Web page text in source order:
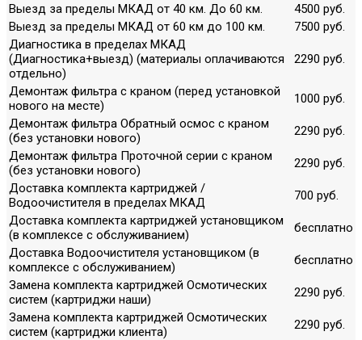
Выезд за пределы МКАД от 40 км. До 60 км.
4500 руб.
Выезд за пределы МКАД от 60 км до 100 км.
7500 руб.
Диагностика в пределах МКАД
(Диагностика+выезд) (материалы оплачиваются
отдельно)
2290 руб.
Демонтаж фильтра с краном (перед установкой
нового на месте)
1000 руб.
Демонтаж фильтра Обратный осмос с краном
(без установки нового)
2290 руб.
Демонтаж фильтра Проточной серии с краном
(без установки нового)
2290 руб.
Доставка комплекта картриджей /
Водоочистителя в пределах МКАД
700 руб.
Доставка комплекта картриджей установщиком
(в комплексе с обслуживанием)
бесплатно
Доставка Водоочистителя установщиком (в
комплексе с обслуживанием)
бесплатно
Замена комплекта картриджей Осмотических
систем (картриджи наши)
2290 руб.
Замена комплекта картриджей Осмотических
систем (картриджи клиента)
2290 руб.